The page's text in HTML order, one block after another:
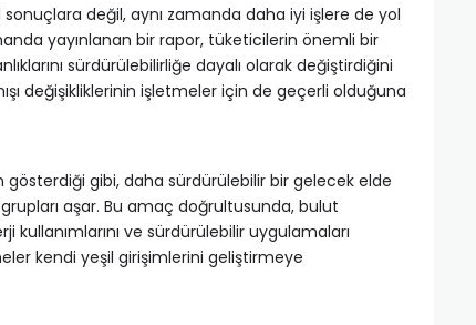
değil, aynı zamanda daha iyi işlere de yol
yayınlanan bir rapor, tüketicilerin önemli bir
sürdürülebilirliğe dayalı olarak değiştirdiğini
değişikliklerinin işletmeler için de geçerli olduğuna
gösterdiği gibi, daha sürdürülebilir bir gelecek elde
aşar. Bu amaç doğrultusunda, bulut
kullanımlarını ve sürdürülebilir uygulamaları
kendi yeşil girişimlerini geliştirmeye